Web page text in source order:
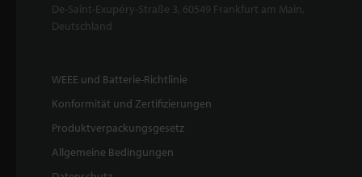
De-Saint-Exupéry-Straße 3, 60549 Frankfurt am Main,
Deutschland
WEEE und Batterie-Richtlinie
Konformität und Zertifizierungen
Produktverpackungsgesetz
Allgemeine Bedingungen